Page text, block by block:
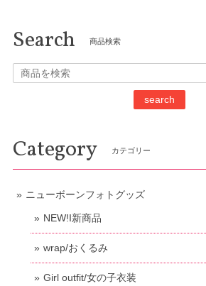
Search 商品検索
search
Category カテゴリー
ニューボーンフォトグッズ
NEW!I新商品
wrap/おくるみ
Girl outfit/女の子衣装